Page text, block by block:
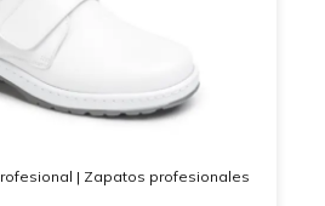
| Zapatos profesionales